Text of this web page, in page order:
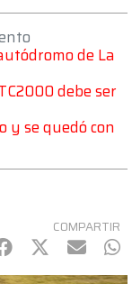
de La
debe ser
y se quedó con
COMPARTIR
Twitter
mail